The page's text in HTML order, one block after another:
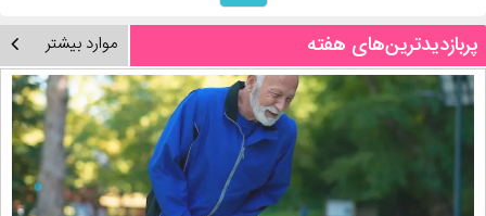
پربازدیدترین‌های هفته موارد بیشتر